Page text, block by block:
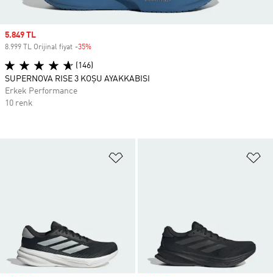
Sale price
5.849 TL
8.999 TL Orijinal fiyat -35%
(146)
SUPERNOVA RISE 3 KOŞU AYAKKABISI
Erkek Performance
10 renk